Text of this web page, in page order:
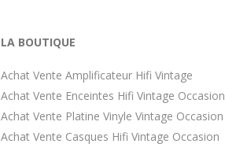
LA BOUTIQUE
Achat Vente Amplificateur Hifi Vintage
Achat Vente Enceintes Hifi Vintage Occasion
Achat Vente Platine Vinyle Vintage Occasion
Achat Vente Casques Hifi Vintage Occasion